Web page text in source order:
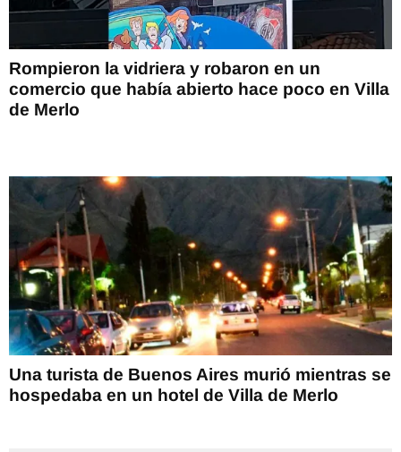
Rompieron la vidriera y robaron en un
comercio que había abierto hace poco en Villa
de Merlo
Una turista de Buenos Aires murió mientras se
hospedaba en un hotel de Villa de Merlo